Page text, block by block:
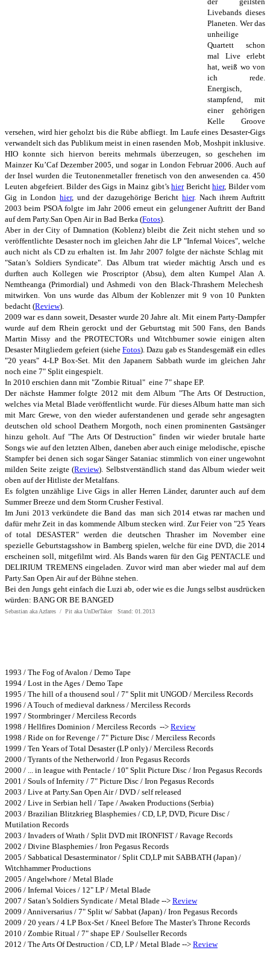
Livebands dieses
Planeten. Wer das
unheilige
Quartett schon
mal Live erlebt
hat, weiß wo von
ich rede.
Energisch,
stampfend, mit
einer gehörigen
Kelle Groove
versehen, wird hier geholzt bis die Rübe abfliegt. Im Laufe eines Desaster-Gigs
verwandelt sich das Publikum meist in einen rasenden Mob, Moshpit inklusive.
HIO konnte sich hiervon bereits mehrmals überzeugen, so geschehen im
Mainzer Ku’Caf Dezember 2005, und sogar in London Februar 2006. Auch auf
der Insel wurden die Teutonenmetaller frenetisch von den anwesenden ca. 450
Leuten abgefeiert. Bilder des Gigs in Mainz gibt’s hierBericht hier, Bilder vom
Gig in London hier, und der dazugehörige Berichthier. Nach ihrem Auftritt
2003 beim PSOA folgte im Jahr 2006 erneut ein gelungener Auftritt der Band
auf dem Party.San Open Air in Bad Berka (Fotos).
Aber in der City of Damnation (Koblenz) bleibt die Zeit nicht stehen und so
veröffentlichte Desaster noch im gleichen Jahr die LP "Infernal Voices", welche
auch nicht als CD zu erhalten ist. Im Jahr 2007 folgte der nächste Schlag mit
"Satan’s Soldiers Syndicate". Das Album trat wieder mächtig Arsch und es
durften auch Kollegen wie Proscriptor (Absu), dem alten Kumpel Alan A.
Nemtheanga (Primordial) und Ashmedi von den Black-Thrashern Melechesh
mitwirken. Von uns wurde das Album der Koblenzer mit 9 von 10 Punkten
bedacht (Review).
2009 war es dann soweit, Desaster wurde 20 Jahre alt. Mit einem Party-Dampfer
wurde auf dem Rhein gerockt und der Geburtstag mit 500 Fans, den Bands
Martin Missy and the PROTECTORs und Witchburner sowie einigen alten
Desaster Mitgliedern gefeiert (siehe Fotos). Dazu gab es Standesgemäß ein edles
"20 years" 4-LP Box-Set. Mit den Japanern Sabbath wurde im gleichen Jahr
noch eine 7" Split eingespielt.
In 2010 erschien dann mit "Zombie Ritual" eine 7" shape EP.
Der nächste Hammer folgte 2012 mit dem Album "The Arts Of Destruction,
welches via Metal Blade veröffentlicht wurde. Für dieses Album hatte man sich
mit Marc Grewe, von den wieder auferstandenen und gerade sehr angesagten
deutschen old school Deathern Morgoth, noch einen prominenten Gastsänger
hinzu geholt. Auf "The Arts Of Destruction" finden wir wieder brutale harte
Songs wie auf den letzten Alben, daneben aber auch einige melodische, epische
Stampfer bei denen sich sogar Sänger Sataniac stimmlich von einer ungewohnt
milden Seite zeigte (Review). Selbstverständlich stand das Album wieder weit
oben auf der Hitliste der Metalfans.
Es folgten unzählige Live Gigs in aller Herren Länder, darunter auch auf dem
Summer Breeze und dem Storm Crusher Festival.
Im Juni 2013 verkündete die Band das man sich 2014 etwas rar machen und
dafür mehr Zeit in das kommende Album stecken wird. Zur Feier von "25 Years
of total DESASTER" werden die deutschen Thrasher im November eine
spezielle Geburtstagsshow in Bamberg spielen, welche für eine DVD, die 2014
erscheinen soll, mitgefilmt wird. Als Bands waren für den Gig PENTACLE und
DELIRIUM TREMENS eingeladen. Zuvor wird man aber wieder mal auf dem
Party.San Open Air auf der Bühne stehen.
Bei den Jungs geht einfach die Luzi ab, oder wie es die Jungs selbst ausdrücken
würden: BANG OR BE BANGED
Sebastian aka Azfares / Pit aka UnDerTaker Stand: 01.2013
1993 / The Fog of Avalon / Demo Tape
1994 / Lost in the Ages / Demo Tape
1995 / The hill of a thousend soul / 7" Split mit UNGOD / Merciless Records
1996 / A Touch of medieval darkness / Merciless Records
1997 / Stormbringer / Merciless Records
1998 / Hellfires Dominion / Merciless Records --> Review
1998 / Ride on for Revenge / 7" Picture Disc / Merciless Records
1999 / Ten Years of Total Desaster (LP only) / Merciless Records
2000 / Tyrants of the Netherworld / Iron Pegasus Records
2000 / ... in league with Pentacle / 10" Split Picture Disc / Iron Pegasus Records
2001 / Souls of Infernity / 7" Picture Disc / Iron Pegasus Records
2003 / Live at Party.San Open Air / DVD / self released
2002 / Live in Serbian hell / Tape / Awaken Productions (Serbia)
2003 / Brazilian Blitzkrieg Blasphemies / CD, LP, DVD, Picure Disc /
Mutilation Records
2003 / Invaders of Wrath / Split DVD mit IRONFIST / Ravage Records
2002 / Divine Blasphemies / Iron Pegasus Records
2005 / Sabbatical Desasterminator / Split CD,LP mit SABBATH (Japan) /
Witchhammer Productions
2005 / Angelwhore / Metal Blade
2006 / Infernal Voices / 12" LP / Metal Blade
2007 / Satan’s Soldiers Syndicate / Metal Blade --> Review
2009 / Anniversarius / 7" Split w/ Sabbat (Japan) / Iron Pegasus Records
2009 / 20 years / 4 LP Box-Set / Kneel Before The Master’s Throne Records
2010 / Zombie Ritual / 7" shape EP / Soulseller Records
2012 / The Arts Of Destruction / CD, LP / Metal Blade --> Review